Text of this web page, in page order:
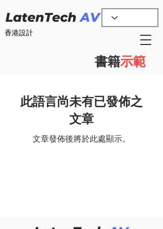
香港設計
書籍示範
此語言尚未有已發佈之
文章
文章發佈後將於此處顯示。